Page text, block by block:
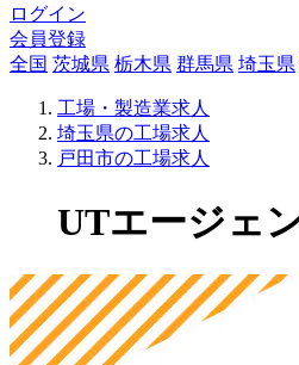
ログイン
会員登録
全国 茨城県 栃木県 群馬県 埼玉県
工場・製造業求人
埼玉県の工場求人
戸田市の工場求人
UTエージェ